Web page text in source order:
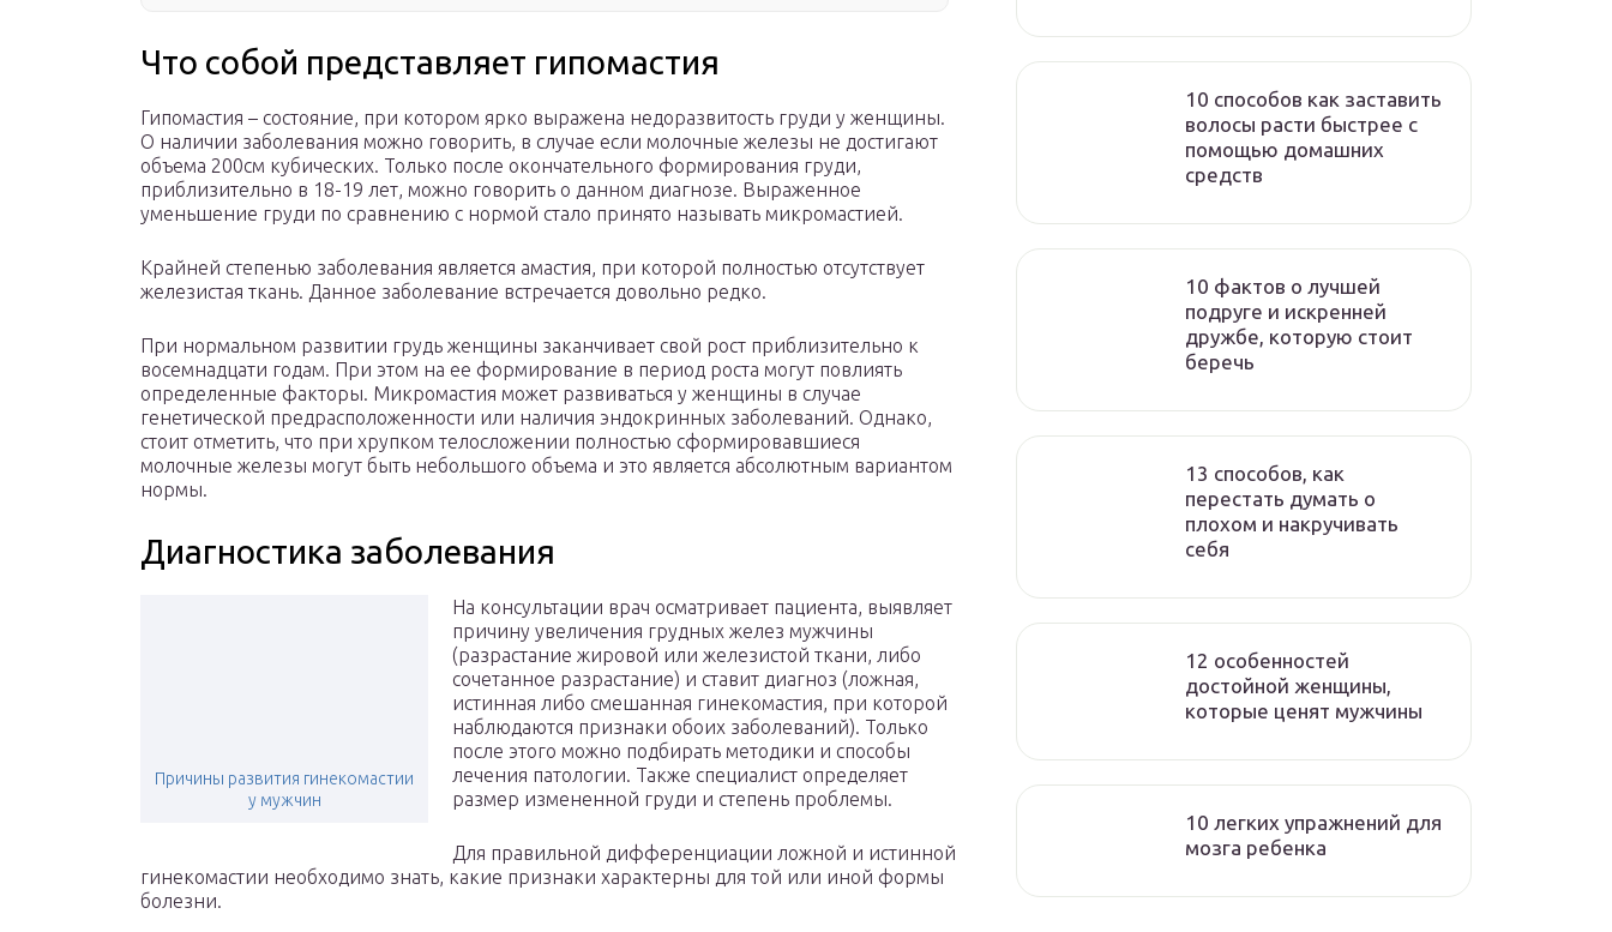
Что собой представляет гипомастия
Гипомастия – состояние, при котором ярко выражена недоразвитость груди у женщины.
О наличии заболевания можно говорить, в случае если молочные железы не достигают
объема 200см кубических. Только после окончательного формирования груди,
приблизительно в 18-19 лет, можно говорить о данном диагнозе. Выраженное
уменьшение груди по сравнению с нормой стало принято называть микромастией.
Крайней степенью заболевания является амастия, при которой полностью отсутствует
железистая ткань. Данное заболевание встречается довольно редко.
При нормальном развитии грудь женщины заканчивает свой рост приблизительно к
восемнадцати годам. При этом на ее формирование в период роста могут повлиять
определенные факторы. Микромастия может развиваться у женщины в случае
генетической предрасположенности или наличия эндокринных заболеваний. Однако,
стоит отметить, что при хрупком телосложении полностью сформировавшиеся
молочные железы могут быть небольшого объема и это является абсолютным вариантом
нормы.
Диагностика заболевания
Причины развития гинекомастии
у мужчин
На консультации врач осматривает пациента, выявляет
причину увеличения грудных желез мужчины
(разрастание жировой или железистой ткани, либо
сочетанное разрастание) и ставит диагноз (ложная,
истинная либо смешанная гинекомастия, при которой
наблюдаются признаки обоих заболеваний). Только
после этого можно подбирать методики и способы
лечения патологии. Также специалист определяет
размер измененной груди и степень проблемы.
Для правильной дифференциации ложной и истинной
гинекомастии необходимо знать, какие признаки характерны для той или иной формы
болезни.
10 способов как заставить
волосы расти быстрее с
помощью домашних
средств
10 фактов о лучшей
подруге и искренней
дружбе, которую стоит
беречь
13 способов, как
перестать думать о
плохом и накручивать
себя
12 особенностей
достойной женщины,
которые ценят мужчины
10 легких упражнений для
мозга ребенка